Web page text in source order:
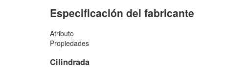
Especificación del fabricante
Atributo
Propiedades
Cilindrada